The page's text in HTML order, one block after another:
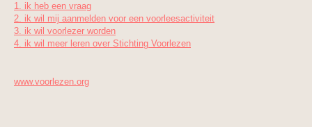
1. ik heb een vraag
2. ik wil mij aanmelden voor een voorleesactiviteit
3. ik wil voorlezer worden
4. ik wil meer leren over Stichting Voorlezen
www.voorlezen.org